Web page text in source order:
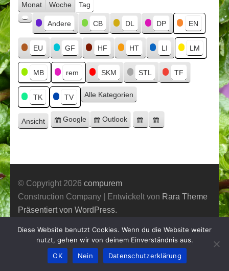
Monat Woche Tag
Kategorien
Kategorie
ohne
Titel
Andere CB DL DP EN
EU GF HF HT LI LM
MB rem SKM STL TF
TK TV Alle Kategorien
Ansicht ausdrucken
Eintragen
Google
Eintragen
Outlook
Google-
© Copyright 2026 compurem
Construction Company | Entwickelt von Rara Theme
Präsentiert von WordPress.
Diese Website benutzt Cookies. Wenn du die Website weiter
nutzt, gehen wir von deinem Einverständnis aus.
OK
Nein Datenschutzerklärung